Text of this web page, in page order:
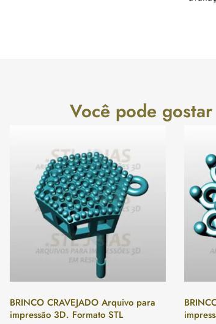
Você pode
BRINCO CRAVEJADO Arquivo para
impressão 3D. Formato STL